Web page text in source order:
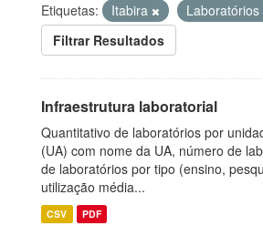
Etiquetas:
Itabira
Laboratórios
Filtrar Resultados
Infraestrutura laboratorial
Quantitativo de laboratórios por
(UA) com nome da UA, número de
de laboratórios por tipo (ensino,
utilização média...
CSV PDF